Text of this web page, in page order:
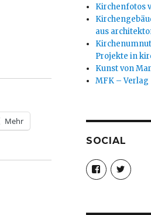
Mehr
Kirchenfotos
aus
Projekte in
Kunst von
MFK – Verlag
SOCIAL
Profil
von
anzeigen
Profil
von